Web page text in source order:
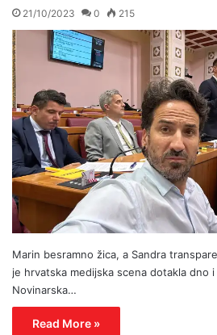
21/10/2023 0 215
Marin besramno žica, a Sandra
je hrvatska medijska scena dotakla dno
Novinarska…
Read More »